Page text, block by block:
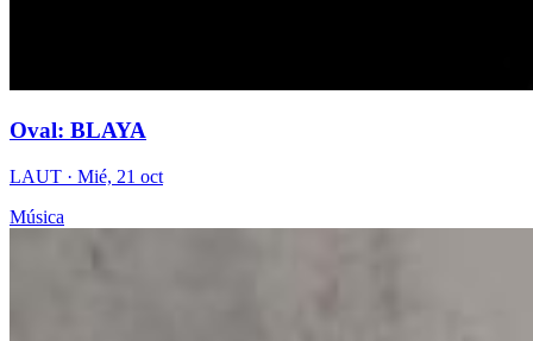
Oval: BLAYA
LAUT · Mié, 21 oct
Música